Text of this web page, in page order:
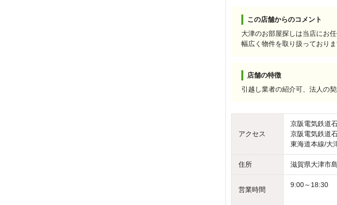
この店舗からのコメント
大津のお部屋探しは当店にお
幅広く物件を取り扱っておりま
店舗の特徴
引越し業者の紹介可、法人の
アクセス
京阪電気鉄道
京阪電気鉄道
東海道本線/大
住所 滋賀県大津市
営業時間
9:00～18:30